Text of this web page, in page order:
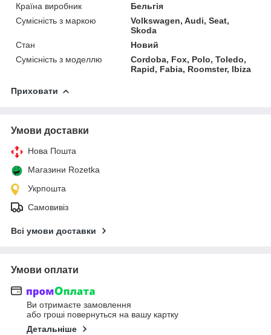
Країна виробник
Бельгія
Сумісність з маркою
Volkswagen, Audi, Seat,
Skoda
Стан
Новий
Сумісність з моделлю
Cordoba, Fox, Polo, Toledo,
Rapid, Fabia, Roomster, Ibiza
Приховати
Умови доставки
Нова Пошта
Магазини Rozetka
Укрпошта
Самовивіз
Всі умови доставки
Умови оплати
Ви отримаєте замовлення
або гроші повернуться на вашу картку
Детальніше